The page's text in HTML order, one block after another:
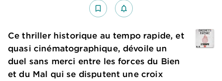
bookmark_border notifications_none_outlined
Ce thriller historique au tempo rapide, et
quasi cinématographique, dévoile un
duel sans merci entre les forces du Bien
et du Mal qui se disputent une croix